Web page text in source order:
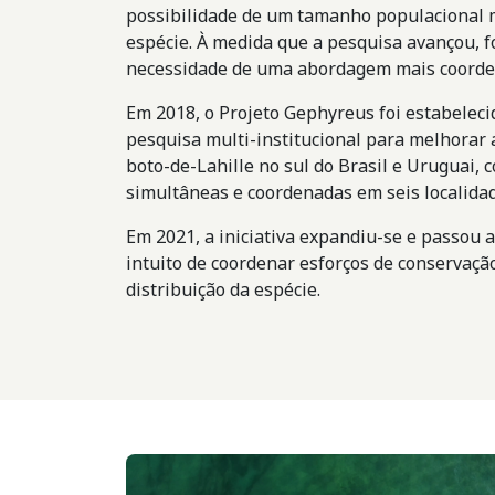
possibilidade de um tamanho populacional
espécie. À medida que a pesquisa avançou,
necessidade de uma abordagem mais
Em 2018, o Projeto Gephyreus foi
pesquisa multi-institucional para melhorar
boto-de-Lahille no sul do Brasil e Uruguai,
simultâneas e coordenadas em seis
Em 2021, a iniciativa expandiu-se e passou
intuito de coordenar esforços de
distribuição da espécie.
Imagem